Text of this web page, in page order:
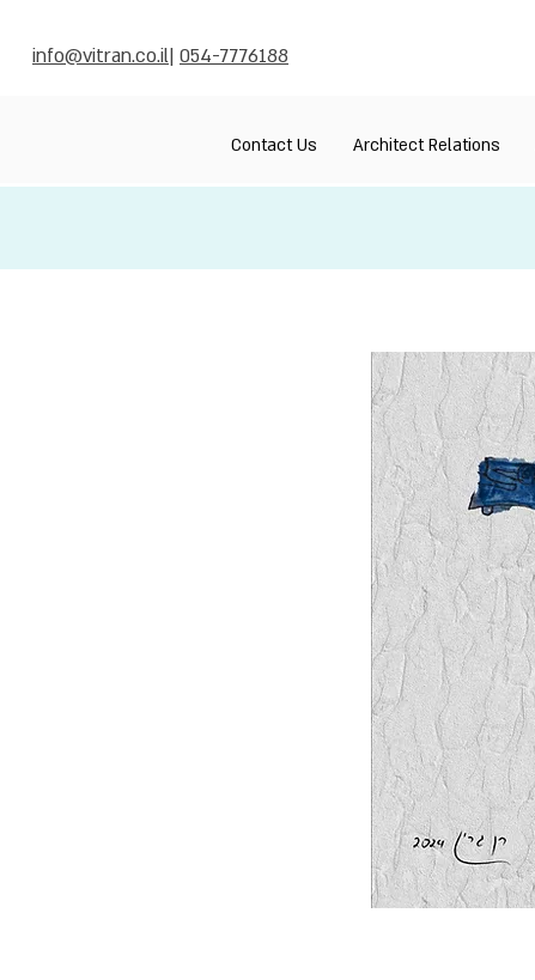
info@vitran.co.il| 054-7776188
Architect Relations
Contact Us